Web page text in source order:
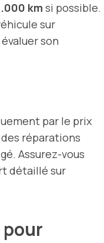
km si possible.
sur
son
par le prix
réparations
Assurez-vous
détaillé sur